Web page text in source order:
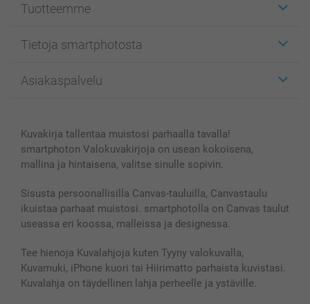
Tuotteemme
Kuvakortit
Kuvakirjat
Kännykkä & Tabletti
MyNameBook
Valokuvakehykset & Lisätarvikkeet
Lahjakortti
Kaikki kuvatuotteet
Tietoja smartphotosta
Affiliate ohjelma
Sivukartta
Ehdot/takuut
Asiakaspalvelu
smartbonus
Hinnat & maksutavat
Kuvakirja tallentaa muistosi parhaalla tavalla!
smartphoton Valokuvakirjoja on usean kokoisena,
mallina ja hintaisena, valitse sinulle sopivin.
Sisusta persoonallisilla Canvas-tauluilla, Canvastaulu
ikuistaa parhaat muistosi. smartphotolla on Canvas taulut
useassa eri koossa, malleissa ja designessa.
Tee hienoja Kuvalahjoja kuten Tyyny valokuvalla,
Kuvamuki, iPhone kuori tai Hiirimatto parhaista kuvistasi.
Kuvalahja on täydellinen lahja perheelle ja ystäville.